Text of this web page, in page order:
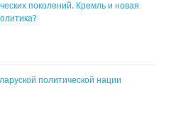
поколений. Кремль и новая
политической нации